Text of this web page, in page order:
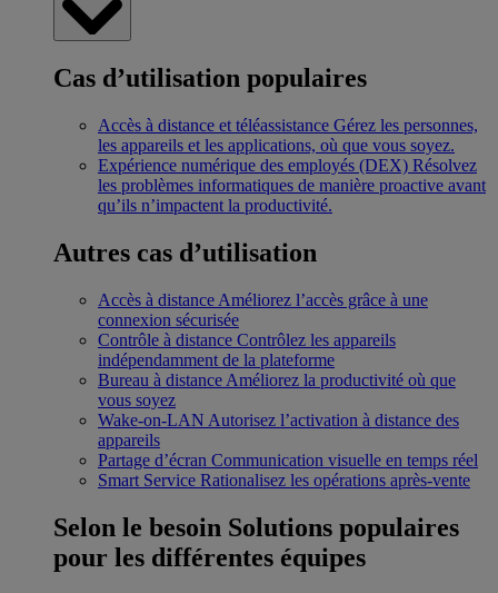
Cas d’utilisation populaires
Accès à distance et téléassistance Gérez les personnes,
les appareils et les applications, où que vous soyez.
Expérience numérique des employés (DEX) Résolvez
les problèmes informatiques de manière proactive avant
qu’ils n’impactent la productivité.
Autres cas d’utilisation
Accès à distance Améliorez l’accès grâce à une
connexion sécurisée
Contrôle à distance Contrôlez les appareils
indépendamment de la plateforme
Bureau à distance Améliorez la productivité où que
vous soyez
Wake-on-LAN Autorisez l’activation à distance des
appareils
Partage d’écran Communication visuelle en temps réel
Smart Service Rationalisez les opérations après-vente
Selon le besoin Solutions populaires
pour les différentes équipes